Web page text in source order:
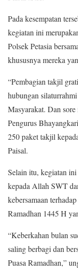
Pada kesempatan
kegiatan ini
Polsek Petasia
khususnya mereka
“Pembagian takjil
hubungan
Masyarakat. Dan
Pengurus
250 paket takjil
Paisal.
Selain itu, kegiatan
kepada Allah SWT
kebersamaan
Ramadhan 1445 H
“Keberkahan bulan
saling berbagi dan
Puasa Ramadhan,”